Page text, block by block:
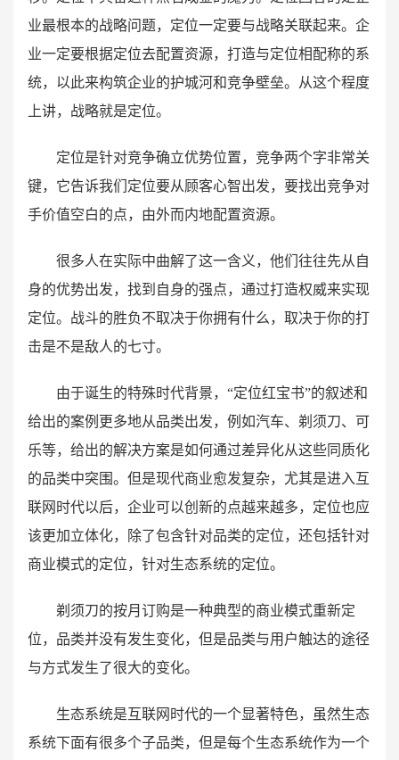
业最根本的战略问题，定位一定要与战略关联起来。企
业一定要根据定位去配置资源，打造与定位相配称的系
统，以此来构筑企业的护城河和竞争壁垒。从这个程度
上讲，战略就是定位。
定位是针对竞争确立优势位置，竞争两个字非常关
键，它告诉我们定位要从顾客心智出发，要找出竞争对
手价值空白的点，由外而内地配置资源。
很多人在实际中曲解了这一含义，他们往往先从自
身的优势出发，找到自身的强点，通过打造权威来实现
定位。战斗的胜负不取决于你拥有什么，取决于你的打
击是不是敌人的七寸。
由于诞生的特殊时代背景，“定位红宝书”的叙述和
给出的案例更多地从品类出发，例如汽车、剃须刀、可
乐等，给出的解决方案是如何通过差异化从这些同质化
的品类中突围。但是现代商业愈发复杂，尤其是进入互
联网时代以后，企业可以创新的点越来越多，定位也应
该更加立体化，除了包含针对品类的定位，还包括针对
商业模式的定位，针对生态系统的定位。
剃须刀的按月订购是一种典型的商业模式重新定
位，品类并没有发生变化，但是品类与用户触达的途径
与方式发生了很大的变化。
生态系统是互联网时代的一个显著特色，虽然生态
系统下面有很多个子品类，但是每个生态系统作为一个